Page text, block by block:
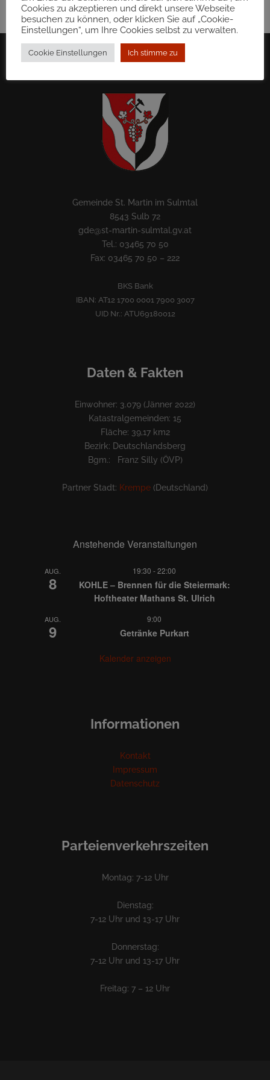
Nächstes Thema
Berufstitel
Gemeinde St. Martin im Sulmtal
8543 Sulb 72
gde@st-martin-sulmtal.gv.at
Tel.: 03465 70 50
Fax: 03465 70 50 – 222
BKS Bank
IBAN: AT12 1700 0001 7900 3007
UID Nr.: ATU69180012
Daten & Fakten
Einwohner: 3.079 (Jänner 2022)
Katastralgemeinden: 15
Fläche: 39,17 km2
Bezirk: Deutschlandsberg
Bgm.: Franz Silly (ÖVP)
Partner Stadt: Krempe (Deutschland)
Anstehende Veranstaltungen
AUG.
8
19:30 -22:00
KOHLE – Brennen für die Steiermark:
Hoftheater Mathans St. Ulrich
AUG.
9
9:00
Getränke Purkart
Kalender anzeigen
Informationen
Kontakt
Impressum
Datenschutz
Parteienverkehrszeiten
Montag: 7-12 Uhr
Dienstag:
7-12 Uhr und 13-17 Uhr
Donnerstag:
7-12 Uhr und 13-17 Uhr
Freitag: 7 – 12 Uhr
Cookies zu akzeptieren und direkt unsere Webseite
besuchen zu können, oder klicken Sie auf „Cookie-
Einstellungen“, um Ihre Cookies selbst zu verwalten.
Cookie Einstellungen Ich stimme zu